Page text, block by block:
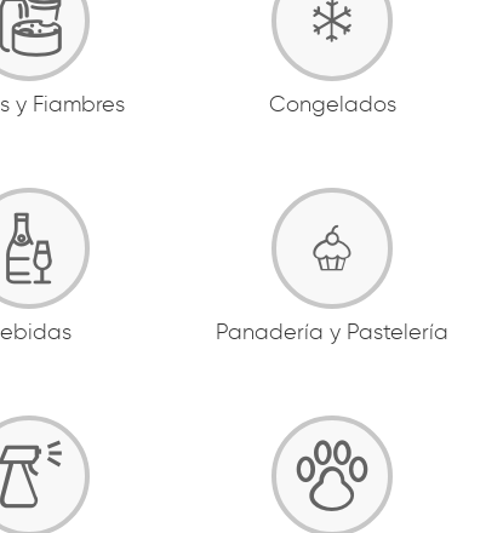
y Fiambres Congelados
Panadería y Pastelería